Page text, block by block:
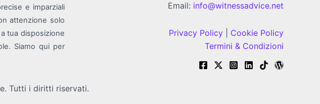
e imparziali
attenzione solo
tua disposizione
Siamo qui per
Email: info@witnessadvice.net
Privacy Policy|
Cookie Policy
Termini & Condizioni
Tutti i diritti riservati.